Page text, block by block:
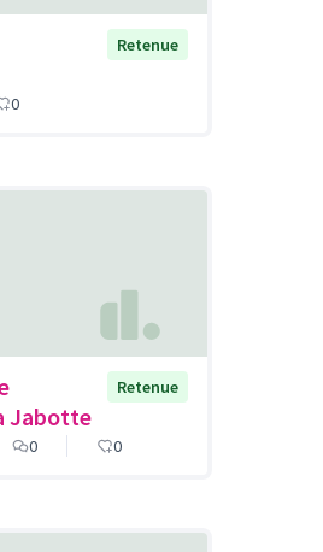
Retenue
0
Jabotte
Retenue
0 0